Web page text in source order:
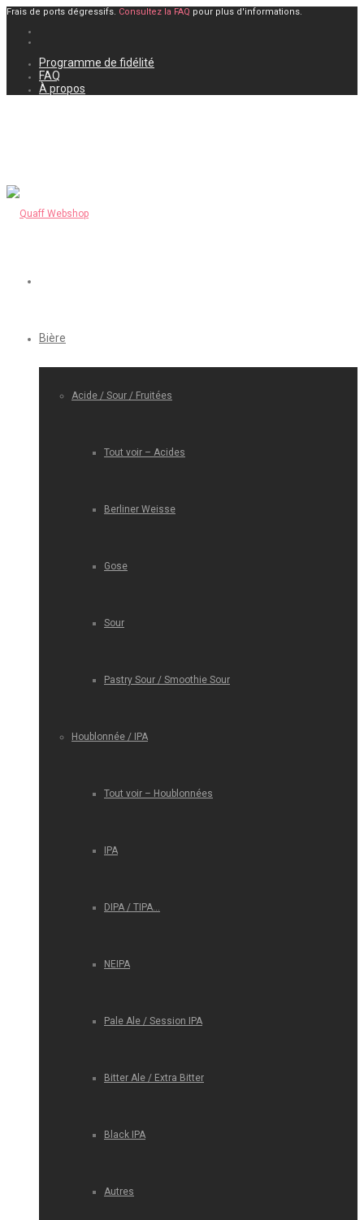
Frais de ports dégressifs. Consultez la FAQ pour plus d'informations.
Programme de fidélité
FAQ
À propos
Bière
Acide / Sour / Fruitées
Tout voir – Acides
Berliner Weisse
Gose
Sour
Pastry Sour / Smoothie Sour
Houblonnée / IPA
Tout voir – Houblonnées
IPA
DIPA / TIPA…
NEIPA
Pale Ale / Session IPA
Bitter Ale / Extra Bitter
Black IPA
Autres